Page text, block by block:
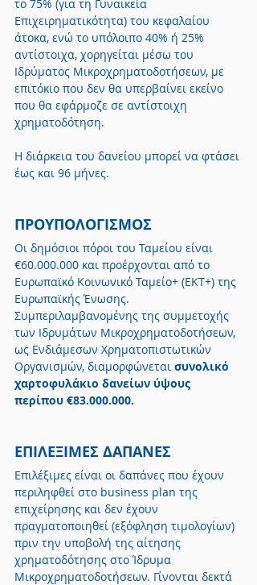
το 75% (για τη Γυναικεία
Επιχειρηματικότητα) του κεφαλαίου
άτοκα, ενώ το υπόλοιπο 40% ή 25%
αντίστοιχα, χορηγείται μέσω του
Ιδρύματος Μικροχρηματοδοτήσεων, με
επιτόκιο που δεν θα υπερβαίνει εκείνο
που θα εφάρμοζε σε αντίστοιχη
χρηματοδότηση.
Η διάρκεια του δανείου μπορεί να φτάσει
έως και 96 μήνες.
ΠΡΟΥΠΟΛΟΓΙΣΜΟΣ
Οι δημόσιοι πόροι του Ταμείου είναι
€60.000.000 και προέρχονται από το
Ευρωπαϊκό Κοινωνικό Ταμείο+ (ΕΚΤ+) της
Ευρωπαϊκής Ένωσης.
Συμπεριλαμβανομένης της συμμετοχής
των Ιδρυμάτων Μικροχρηματοδοτήσεων,
ως Ενδιάμεσων Χρηματοπιστωτικών
Οργανισμών, διαμορφώνεται συνολικό
χαρτοφυλάκιο δανείων ύψους
περίπου €83.000.000.
ΕΠΙΛΕΞΙΜΕΣ ΔΑΠΑΝΕΣ
Επιλέξιμες είναι οι δαπάνες που έχουν
περιληφθεί στο business plan της
επιχείρησης και δεν έχουν
πραγματοποιηθεί (εξόφληση τιμολογίων)
πριν την υποβολή της αίτησης
χρηματοδότησης στο Ίδρυμα
Μικροχρηματοδοτήσεων. Γίνονται δεκτά